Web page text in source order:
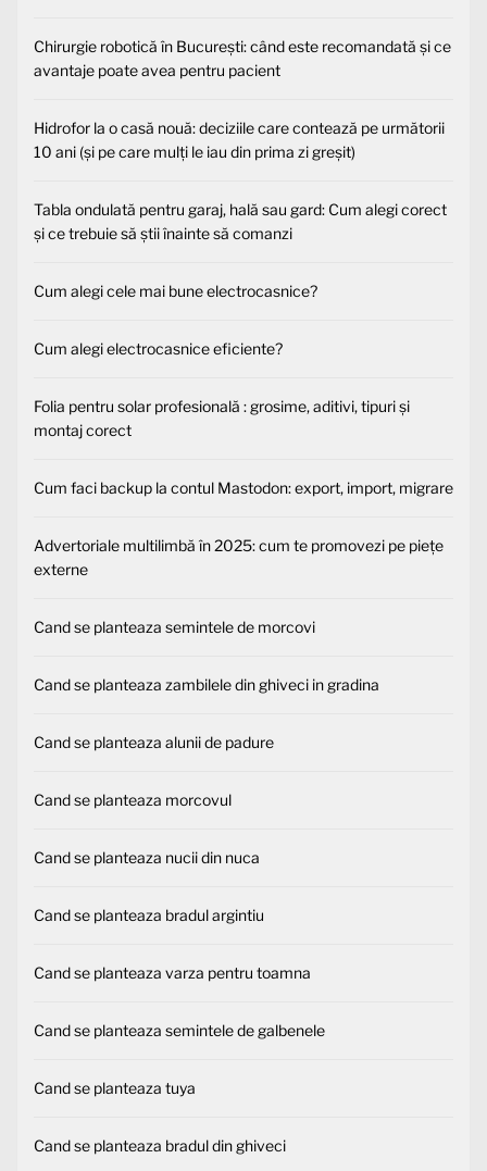
Chirurgie robotică în București: când este recomandată și ce
avantaje poate avea pentru pacient
Hidrofor la o casă nouă: deciziile care contează pe următorii
10 ani (și pe care mulți le iau din prima zi greșit)
Tabla ondulată pentru garaj, hală sau gard: Cum alegi corect
și ce trebuie să știi înainte să comanzi
Cum alegi cele mai bune electrocasnice?
Cum alegi electrocasnice eficiente?
Folia pentru solar profesională : grosime, aditivi, tipuri și
montaj corect
Cum faci backup la contul Mastodon: export, import, migrare
Advertoriale multilimbă în 2025: cum te promovezi pe piețe
externe
Cand se planteaza semintele de morcovi
Cand se planteaza zambilele din ghiveci in gradina
Cand se planteaza alunii de padure
Cand se planteaza morcovul
Cand se planteaza nucii din nuca
Cand se planteaza bradul argintiu
Cand se planteaza varza pentru toamna
Cand se planteaza semintele de galbenele
Cand se planteaza tuya
Cand se planteaza bradul din ghiveci